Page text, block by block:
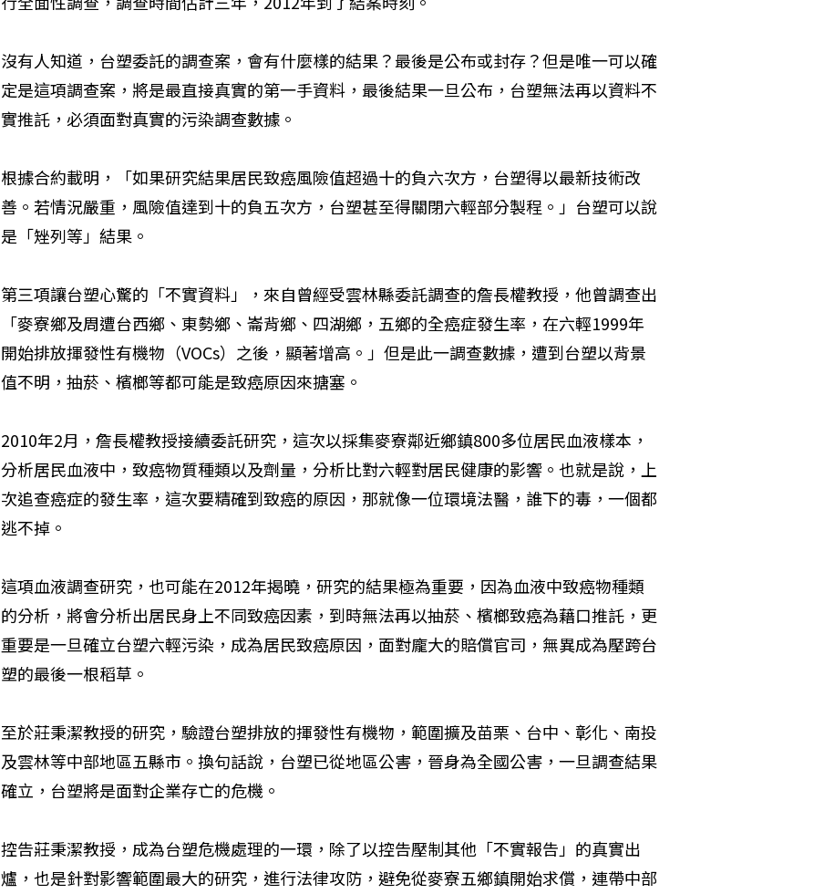
沒有人知道，台塑委託的調查案，會有什麼樣的結果？最後是公布或封存？但是唯一可以確
定是這項調查案，將是最直接真實的第一手資料，最後結果一旦公布，台塑無法再以資料不
實推託，必須面對真實的污染調查數據。
根據合約載明，「如果研究結果居民致癌風險值超過十的負六次方，台塑得以最新技術改
善。若情況嚴重，風險值達到十的負五次方，台塑甚至得關閉六輕部分製程。」台塑可以說
是「矬列等」結果。
第三項讓台塑心驚的「不實資料」，來自曾經受雲林縣委託調查的詹長權教授，他曾調查出
「麥寮鄉及周遭台西鄉、東勢鄉、崙背鄉、四湖鄉，五鄉的全癌症發生率，在六輕1999年
開始排放揮發性有機物（VOCs）之後，顯著增高。」但是此一調查數據，遭到台塑以背景
值不明，抽菸、檳榔等都可能是致癌原因來搪塞。
2010年2月，詹長權教授接續委託研究，這次以採集麥寮鄰近鄉鎮800多位居民血液樣本，
分析居民血液中，致癌物質種類以及劑量，分析比對六輕對居民健康的影響。也就是說，上
次追查癌症的發生率，這次要精確到致癌的原因，那就像一位環境法醫，誰下的毒，一個都
逃不掉。
這項血液調查研究，也可能在2012年揭曉，研究的結果極為重要，因為血液中致癌物種類
的分析，將會分析出居民身上不同致癌因素，到時無法再以抽菸、檳榔致癌為藉口推託，更
重要是一旦確立台塑六輕污染，成為居民致癌原因，面對龐大的賠償官司，無異成為壓跨台
塑的最後一根稻草。
至於莊秉潔教授的研究，驗證台塑排放的揮發性有機物，範圍擴及苗栗、台中、彰化、南投
及雲林等中部地區五縣市。換句話說，台塑已從地區公害，晉身為全國公害，一旦調查結果
確立，台塑將是面對企業存亡的危機。
控告莊秉潔教授，成為台塑危機處理的一環，除了以控告壓制其他「不實報告」的真實出
爐，也是針對影響範圍最大的研究，進行法律攻防，避免從麥寮五鄉鎮開始求償，連帶中部